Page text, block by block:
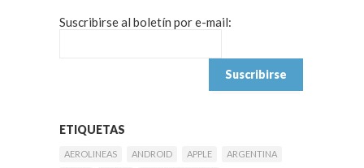
Suscribirse al boletín por e-mail:
ETIQUETAS
AEROLINEAS ANDROID APPLE
ARGENTINA